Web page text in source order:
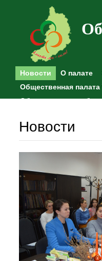
Новости О палате
Общественная палата
Общественные
Новости